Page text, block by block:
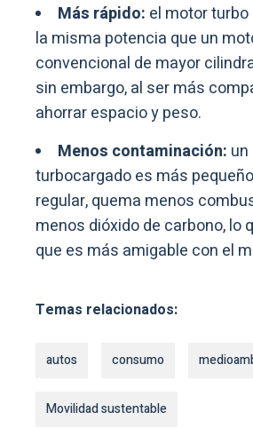
Más rápido: el motor
la misma potencia que un
convencional de mayor
sin embargo, al ser más
ahorrar espacio y peso.
Menos contaminación:
turbocargado es más
regular, quema menos
menos dióxido de carbono, lo
que es más amigable con el
Temas relacionados:
autos consumo
Movilidad sustentable